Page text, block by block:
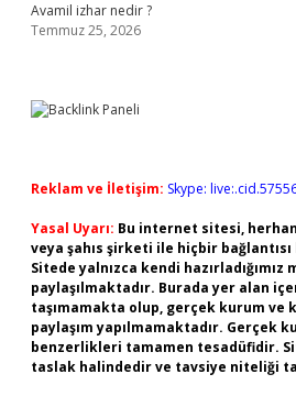
Avamil izhar nedir ?
Temmuz 25, 2026
Reklam ve İletişim: Skype:
Yasal Uyarı: Bu internet sitesi,
veya şahıs şirketi ile hiçbir
Sitede yalnızca kendi hazırladığımız
paylaşılmaktadır. Burada yer alan
taşımamakta olup, gerçek kurum ve
paylaşım yapılmamaktadır. Gerçek
benzerlikleri tamamen tesadüfidir.
taslak halindedir ve tavsiye niteliği